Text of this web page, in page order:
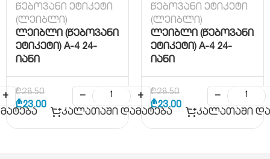
+
წებოვანი ეტიკეტი
(ლეიბლი)
ლეიბლი (წებოვანი
ეტიკეტი) A-4 24-
იანი
₾28.50
₾23.00
−
+
კალათაში დამატება
წებოვანი ეტიკეტი
(ლეიბლი)
ლეიბლი (წებოვანი
ეტიკეტი) A-4 24-
იანი
₾28.50
₾23.00
−
კალათაში